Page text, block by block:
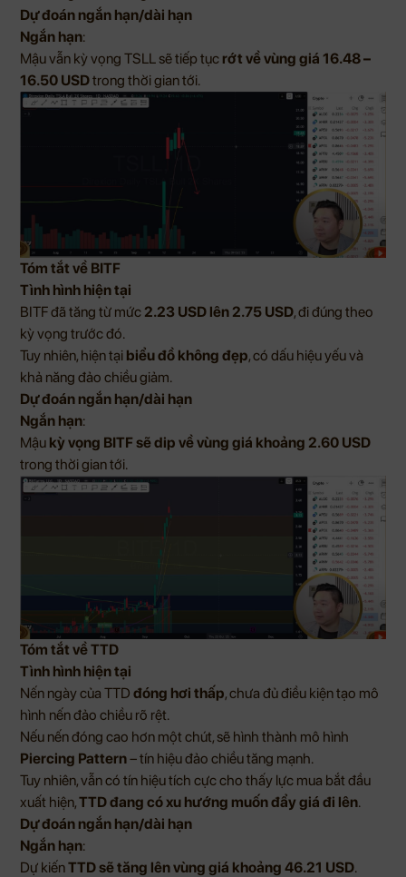
Dự đoán ngắn hạn/dài hạn
Ngắn hạn:
Mậu vẫn kỳ vọng TSLL sẽ tiếp tục rớt về vùng giá 16.48 –
16.50 USDtrong thời gian tới.
Tóm tắt về BITF
Tình hình hiện tại
BITF đã tăng từ mức 2.23 USD lên 2.75 USD, đi đúng theo
kỳ vọng trước đó.
Tuy nhiên, hiện tại biểu đồ không đẹp, có dấu hiệu yếu và
khả năng đảo chiều giảm.
Dự đoán ngắn hạn/dài hạn
Ngắn hạn:
Mậu kỳ vọng BITF sẽ dip về vùng giá khoảng 2.60 USD
trong thời gian tới.
Tóm tắt về TTD
Tình hình hiện tại
Nến ngày của TTD đóng hơi thấp, chưa đủ điều kiện tạo mô
hình nến đảo chiều rõ rệt.
Nếu nến đóng cao hơn một chút, sẽ hình thành mô hình
Piercing Pattern– tín hiệu đảo chiều tăng mạnh.
Tuy nhiên, vẫn có tín hiệu tích cực cho thấy lực mua bắt đầu
xuất hiện,TTD đang có xu hướng muốn đẩy giá đi lên.
Dự đoán ngắn hạn/dài hạn
Ngắn hạn:
Dự kiếnTTD sẽ tăng lên vùng giá khoảng 46.21 USD.